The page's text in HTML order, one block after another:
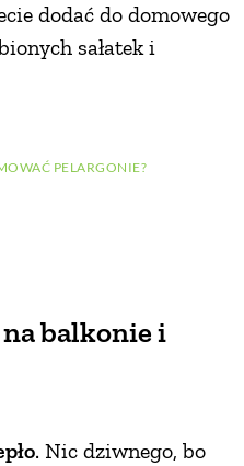
dodać do domowego
sałatek i
PELARGONIE?
balkonie i
. Nic dziwnego, bo